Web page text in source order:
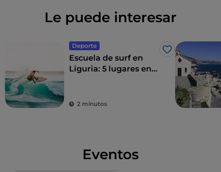
Le puede interesar
Deporte
Me gusta
Escuela de surf en
Liguria: 5 lugares en
2 minutos
Eventos